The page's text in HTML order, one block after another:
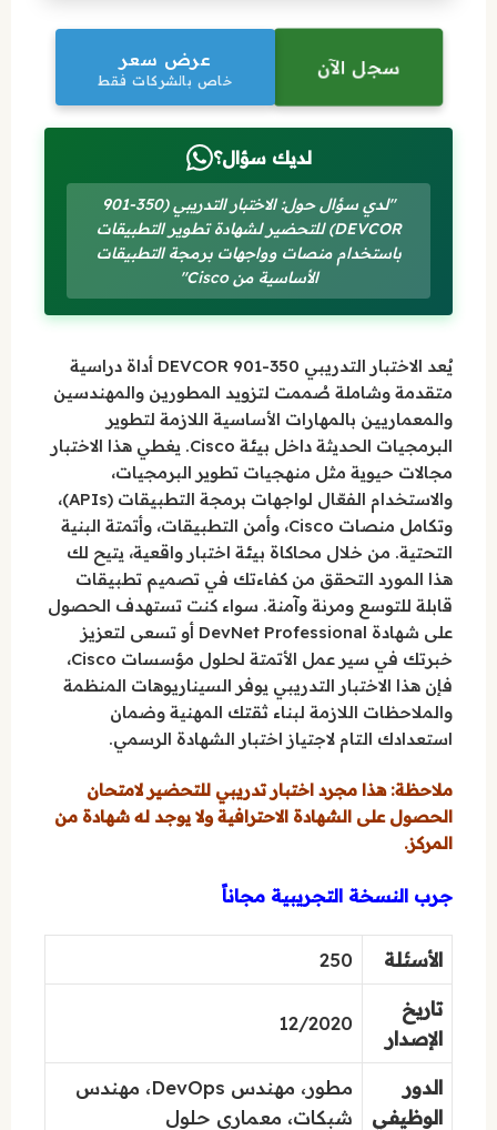
سجل الآن عرض سعر
خاص بالشركات فقط
لديك سؤال؟
"لدي سؤال حول: الاختبار التدريبي (350-901
DEVCOR) للتحضير لشهادة تطوير التطبيقات
باستخدام منصات وواجهات برمجة التطبيقات
الأساسية من Cisco"
يُعد الاختبار التدريبي 350-901 DEVCOR أداة دراسية
متقدمة وشاملة صُممت لتزويد المطورين والمهندسين
والمعماريين بالمهارات الأساسية اللازمة لتطوير
البرمجيات الحديثة داخل بيئة Cisco. يغطي هذا الاختبار
مجالات حيوية مثل منهجيات تطوير البرمجيات،
والاستخدام الفعّال لواجهات برمجة التطبيقات (APIs)،
وتكامل منصات Cisco، وأمن التطبيقات، وأتمتة البنية
التحتية. من خلال محاكاة بيئة اختبار واقعية، يتيح لك
هذا المورد التحقق من كفاءتك في تصميم تطبيقات
قابلة للتوسع ومرنة وآمنة. سواء كنت تستهدف الحصول
على شهادة DevNet Professional أو تسعى لتعزيز
خبرتك في سير عمل الأتمتة لحلول مؤسسات Cisco،
فإن هذا الاختبار التدريبي يوفر السيناريوهات المنظمة
والملاحظات اللازمة لبناء ثقتك المهنية وضمان
استعدادك التام لاجتياز اختبار الشهادة الرسمي.
ملاحظة: هذا مجرد اختبار تدريبي للتحضير لامتحان
الحصول على الشهادة الاحترافية ولا يوجد له شهادة من
المركز.
جرب النسخة التجريبية مجاناً
الأسئلة 250
تاريخ
الإصدار
12/2020
الدور
الوظيفي
مطور، مهندس DevOps، مهندس
شبكات، معماري حلول